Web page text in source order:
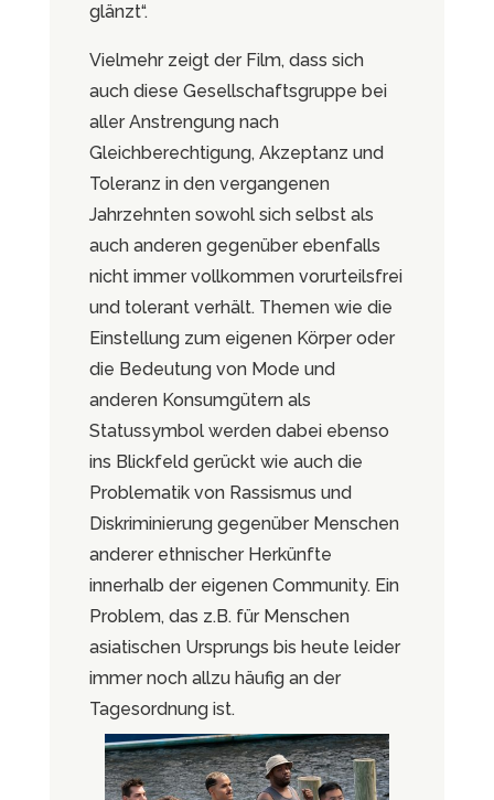
glänzt“.
Vielmehr zeigt der Film, dass sich
auch diese Gesellschaftsgruppe bei
aller Anstrengung nach
Gleichberechtigung, Akzeptanz und
Toleranz in den vergangenen
Jahrzehnten sowohl sich selbst als
auch anderen gegenüber ebenfalls
nicht immer vollkommen vorurteilsfrei
und tolerant verhält. Themen wie die
Einstellung zum eigenen Körper oder
die Bedeutung von Mode und
anderen Konsumgütern als
Statussymbol werden dabei ebenso
ins Blickfeld gerückt wie auch die
Problematik von Rassismus und
Diskriminierung gegenüber Menschen
anderer ethnischer Herkünfte
innerhalb der eigenen Community. Ein
Problem, das z.B. für Menschen
asiatischen Ursprungs bis heute leider
immer noch allzu häufig an der
Tagesordnung ist.